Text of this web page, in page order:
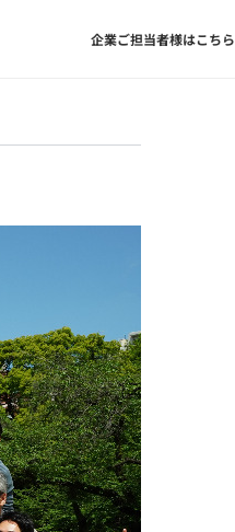
企業ご担当者様はこちら